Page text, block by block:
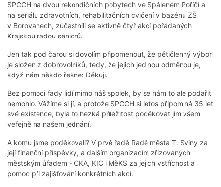
SPCCH na dvou rekondičních pobytech ve Spáleném Poříčí a
na seriálu zdravotních, rehabilitačních cvičení v bazénu ZŠ
v Borovanech, zúčastnili se aktivně čtyř akcí pořádaných
Krajskou radou seniorů.
Jen tak pod čarou si dovolím připomenout, že pětičlenný výbor
je složen z dobrovolníků, tedy, že jejich jedinou odměnou je,
když nám někdo řekne: Děkuji.
Bez pomoci řady lidí mimo náš spolek, by se nám to ale podařit
nemohlo. Vážíme si jí, a protože SPCCH si letos připomíná 35 let
své existence, byla to hezká příležitost poděkovat jim všem
veřejně na našem jednání.
A komu jsme poděkovali? V prvé řadě Radě města T. Sviny za
její finanční příspěvky, a dalším organizacím zřizovaných
městským úřadem - CKA, KIC i MěKS za jejich vstřícnost a
pomoc při zajišťování konkrétních akcí.